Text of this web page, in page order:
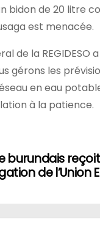
bidon de 20 litre
est menacée.
de la
gérons les
en eau
à la patience.
burundais
de l’Union